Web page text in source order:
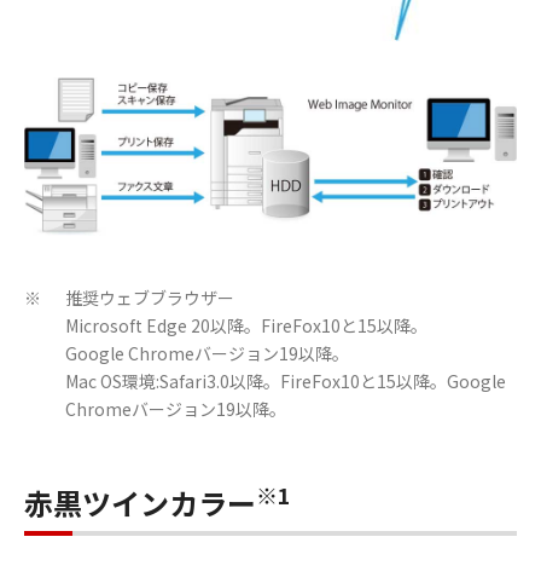
※
推奨ウェブブラウザー
Microsoft Edge 20以降。FireFox10と15以降。
Google Chromeバージョン19以降。
Mac OS環境:Safari3.0以降。FireFox10と15以降。Google
Chromeバージョン19以降。
赤黒ツインカラー※1